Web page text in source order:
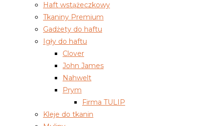
Haft wstążeczkowy
Tkaniny Premium
Gadżety do haftu
Igły do haftu
Clover
John James
Nahwelt
Prym
Firma TULIP
Kleje do tkanin